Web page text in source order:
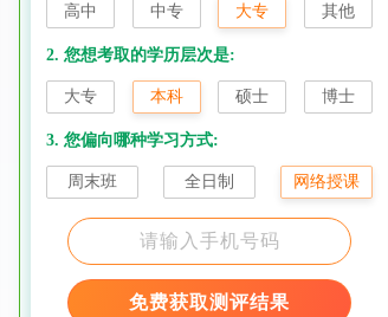
高中 中专 大专 其他
2. 您想考取的学历层次是:
大专 本科 硕士 博士
3. 您偏向哪种学习方式:
周末班 全日制 网络授课
免费获取测评结果